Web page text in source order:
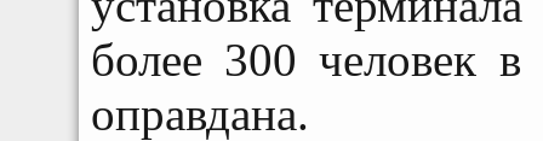
более 300 человек в
оправдана.